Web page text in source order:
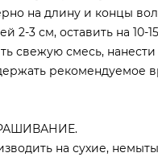
на длину и концы
2-3 см, оставить на 10-
свежую смесь, нанести
рекомендуемое
на сухие,